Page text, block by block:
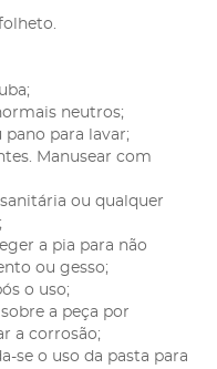
neutros;
pano para lavar;
Manusear com
ou qualquer
a pia para não
ou gesso;
o uso;
a peça por
a corrosão;
se o uso da pasta para